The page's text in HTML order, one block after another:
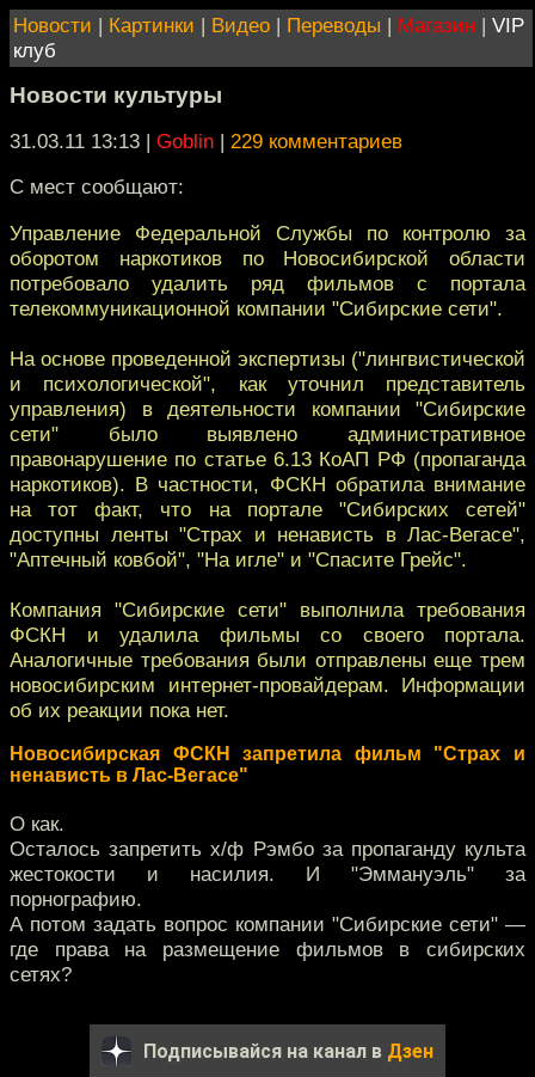
Новости | Картинки | Видео | Переводы | Магазин | VIP
клуб
Новости культуры
31.03.11 13:13 | Goblin | 229 комментариев
С мест сообщают:
Управление Федеральной Службы по контролю за
оборотом наркотиков по Новосибирской области
потребовало удалить ряд фильмов с портала
телекоммуникационной компании "Сибирские сети".
На основе проведенной экспертизы ("лингвистической
и психологической", как уточнил представитель
управления) в деятельности компании "Сибирские
сети" было выявлено административное
правонарушение по статье 6.13 КоАП РФ (пропаганда
наркотиков). В частности, ФСКН обратила внимание
на тот факт, что на портале "Сибирских сетей"
доступны ленты "Страх и ненависть в Лас-Вегасе",
"Аптечный ковбой", "На игле" и "Спасите Грейс".
Компания "Сибирские сети" выполнила требования
ФСКН и удалила фильмы со своего портала.
Аналогичные требования были отправлены еще трем
новосибирским интернет-провайдерам. Информации
об их реакции пока нет.
Новосибирская ФСКН запретила фильм "Страх и
ненависть в Лас-Вегасе"
О как.
Осталось запретить х/ф Рэмбо за пропаганду культа
жестокости и насилия. И "Эммануэль" за
порнографию.
А потом задать вопрос компании "Сибирские сети" —
где права на размещение фильмов в сибирских
сетях?
Подписывайся на канал в Дзен